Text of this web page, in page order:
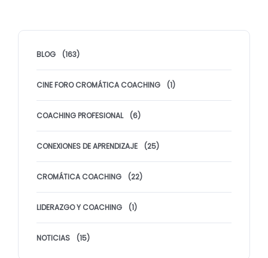
BLOG (163)
CINE FORO CROMÁTICA COACHING (1)
COACHING PROFESIONAL (6)
CONEXIONES DE APRENDIZAJE (25)
CROMÁTICA COACHING (22)
LIDERAZGO Y COACHING (1)
NOTICIAS (15)